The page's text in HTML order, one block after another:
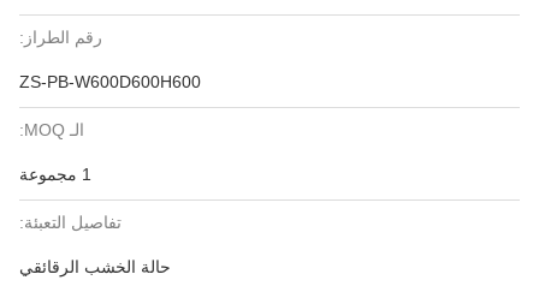
رقم الطراز:
ZS-PB-W600D600H600
الـ MOQ:
1 مجموعة
تفاصيل التعبئة:
حالة الخشب الرقائقي